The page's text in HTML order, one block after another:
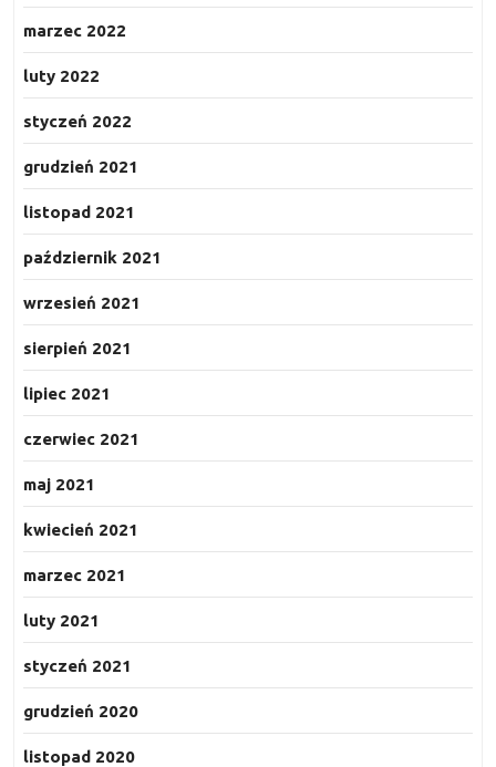
marzec 2022
luty 2022
styczeń 2022
grudzień 2021
listopad 2021
październik 2021
wrzesień 2021
sierpień 2021
lipiec 2021
czerwiec 2021
maj 2021
kwiecień 2021
marzec 2021
luty 2021
styczeń 2021
grudzień 2020
listopad 2020